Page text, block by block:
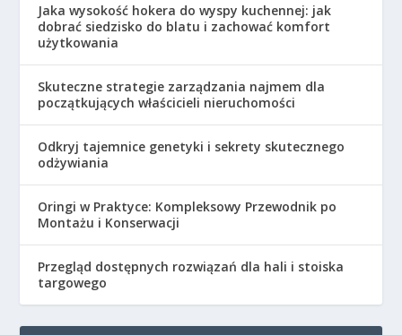
Jaka wysokość hokera do wyspy kuchennej: jak
dobrać siedzisko do blatu i zachować komfort
użytkowania
Skuteczne strategie zarządzania najmem dla
początkujących właścicieli nieruchomości
Odkryj tajemnice genetyki i sekrety skutecznego
odżywiania
Oringi w Praktyce: Kompleksowy Przewodnik po
Montażu i Konserwacji
Przegląd dostępnych rozwiązań dla hali i stoiska
targowego